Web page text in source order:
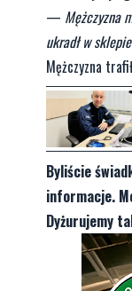
— Mężczyzna
ukradł w
Mężczyzna
Byliście
informacje.
Dyżurujemy